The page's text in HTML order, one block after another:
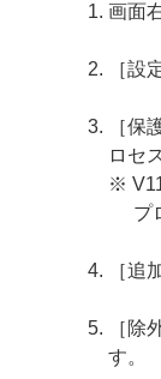
画面
［設
［
ロセ
※
プ
［追
［除
す。